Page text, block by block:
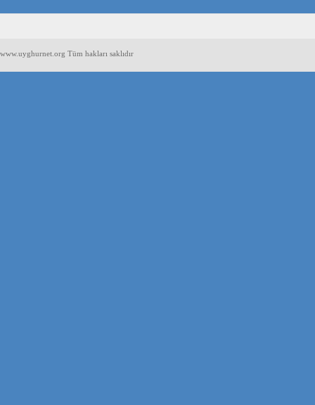
www.uyghurnet.org Tüm hakları saklıdır